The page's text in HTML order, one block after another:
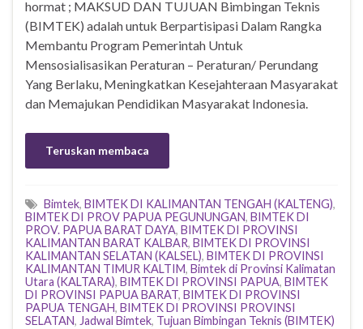
hormat ; MAKSUD DAN TUJUAN Bimbingan Teknis
(BIMTEK) adalah untuk Berpartisipasi Dalam Rangka
Membantu Program Pemerintah Untuk
Mensosialisasikan Peraturan – Peraturan/ Perundang
Yang Berlaku, Meningkatkan Kesejahteraan Masyarakat
dan Memajukan Pendidikan Masyarakat Indonesia.
Teruskan membaca
Bimtek, BIMTEK DI KALIMANTAN TENGAH (KALTENG),
BIMTEK DI PROV PAPUA PEGUNUNGAN, BIMTEK DI
PROV. PAPUA BARAT DAYA, BIMTEK DI PROVINSI
KALIMANTAN BARAT KALBAR, BIMTEK DI PROVINSI
KALIMANTAN SELATAN (KALSEL), BIMTEK DI PROVINSI
KALIMANTAN TIMUR KALTIM, Bimtek di Provinsi Kalimatan
Utara (KALTARA), BIMTEK DI PROVINSI PAPUA, BIMTEK
DI PROVINSI PAPUA BARAT, BIMTEK DI PROVINSI
PAPUA TENGAH, BIMTEK DI PROVINSI PROVINSI
SELATAN, Jadwal Bimtek, Tujuan Bimbingan Teknis (BIMTEK)